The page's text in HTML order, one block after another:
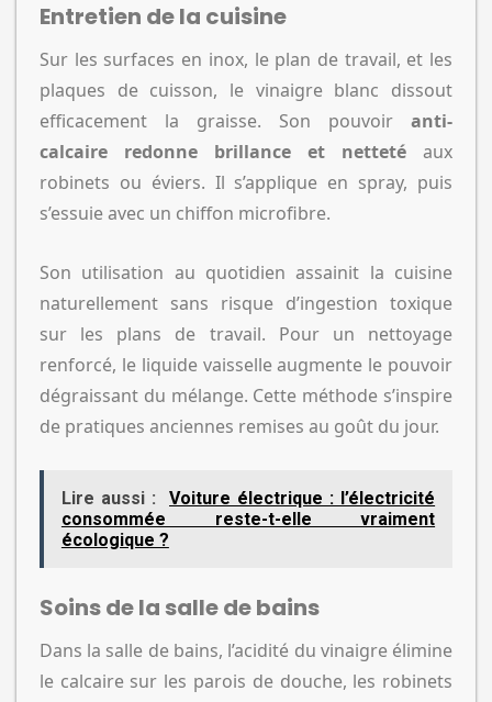
Entretien de la cuisine
Sur les surfaces en inox, le plan de travail, et les
plaques de cuisson, le vinaigre blanc dissout
efficacement la graisse. Son pouvoiranti-
calcaire redonne brillance et netteté aux
robinets ou éviers. Il s’applique en spray, puis
s’essuie avec un chiffon microfibre.
Son utilisation au quotidien assainit la cuisine
naturellement sans risque d’ingestion toxique
sur les plans de travail. Pour un nettoyage
renforcé, le liquide vaisselle augmente le pouvoir
dégraissant du mélange. Cette méthode s’inspire
de pratiques anciennes remises au goût du jour.
Lire aussi :
Voiture électrique : l’électricité
consommée reste-t-elle vraiment
écologique ?
Soins de la salle de bains
Dans la salle de bains, l’acidité du vinaigre élimine
le calcaire sur les parois de douche, les robinets